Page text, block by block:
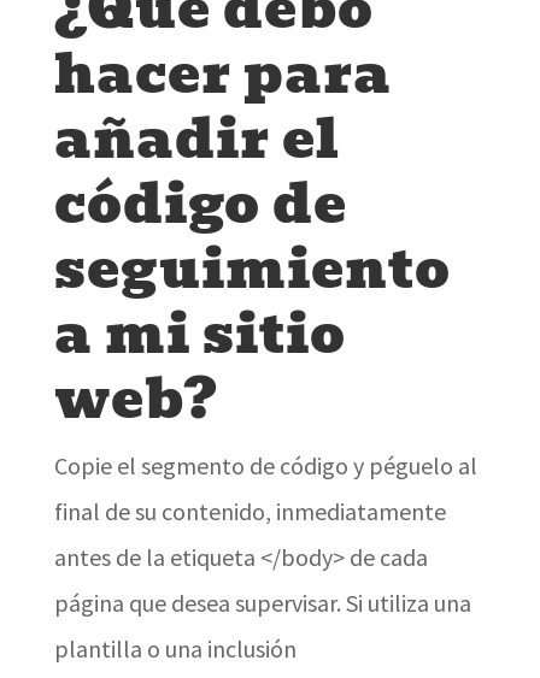
hacer para
añadir el
código de
seguimiento
a mi sitio
web?
Copie el segmento de código y péguelo al
final de su contenido, inmediatamente
antes de la etiqueta </body> de cada
página que desea supervisar. Si utiliza una
plantilla o una inclusión